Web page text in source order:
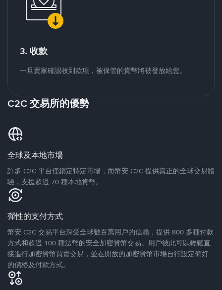
3. 收款
一旦賣家確認收到款項，被保管的貨幣將被發放給您。
C2C 交易所的優勢
全球及本地市場
許多 C2C 平台僅鎖定特定市場，而幣安 C2C 提供真正的全球交易體
驗，支援超過 70 種本地貨幣。
彈性的支付方式
幣安 C2C 交易平台深受全球數百萬用戶的信賴，提供 800 多種付款
方式和超過 100 種法幣的安全加密貨幣交易。用戶彼此可以輕鬆直
接進行加密貨幣買賣交易，並在開放的加密貨幣市場自行設定偏好
的價格及付款方式。